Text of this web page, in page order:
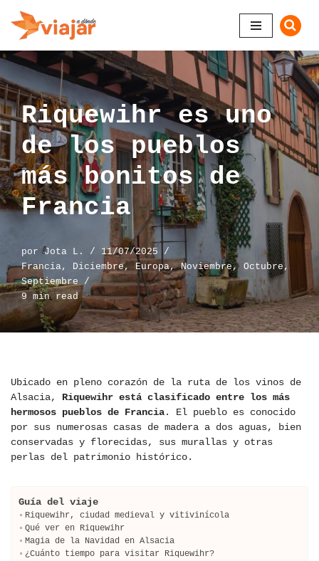
Saltar
al
contenido
Riquewihr es uno
de los pueblos
más bonitos de
Francia
porJota L.
11/07/2025
Francia, Diciembre, Europa,Noviembre, Octubre,
Septiembre
9 min read
Ubicado en pleno corazón de la ruta de los vinos de
Alsacia, Riquewihr está clasificado entre los más
hermosos pueblos de Francia. El pueblo es conocido
por sus numerosas casas de madera a dos aguas, bien
conservadas y florecidas, sus murallas y otras
perlas del patrimonio histórico.
Guía del viaje
Riquewihr, ciudad medieval y vitivinícola
Qué ver en Riquewihr
Magia de la Navidad en Alsacia
¿Cuánto tiempo para visitar Riquewihr?